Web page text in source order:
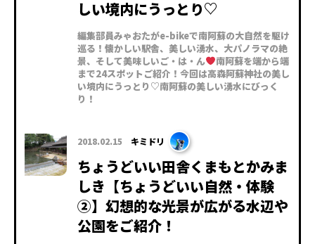
しい境内にうっとり♡
編集部員みゃおたがe-bikeで南阿蘇の大自然を駆け
巡る！懐かしい駅舎、美しい湧水、大パノラマの絶
景、そして美味しいご・は・ん
南阿蘇を端から端
まで24スポットご紹介！今回は高森阿蘇神社の美し
い境内にうっとり♡南阿蘇の美しい湧水にびっく
り！
2018.02.15 キミドリ
ちょうどいい田舎くまもとかみま
しき【ちょうどいい自然・体験
②】幻想的な光景が広がる水辺や
公園をご紹介！